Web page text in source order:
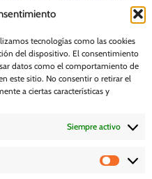
tecnologías como las cookies
del dispositivo. El consentimiento
datos como el comportamiento de
este sitio. No consentir o retirar el
a ciertas características y
Siempre activo
otros derechos, como se indica
Suscribirme